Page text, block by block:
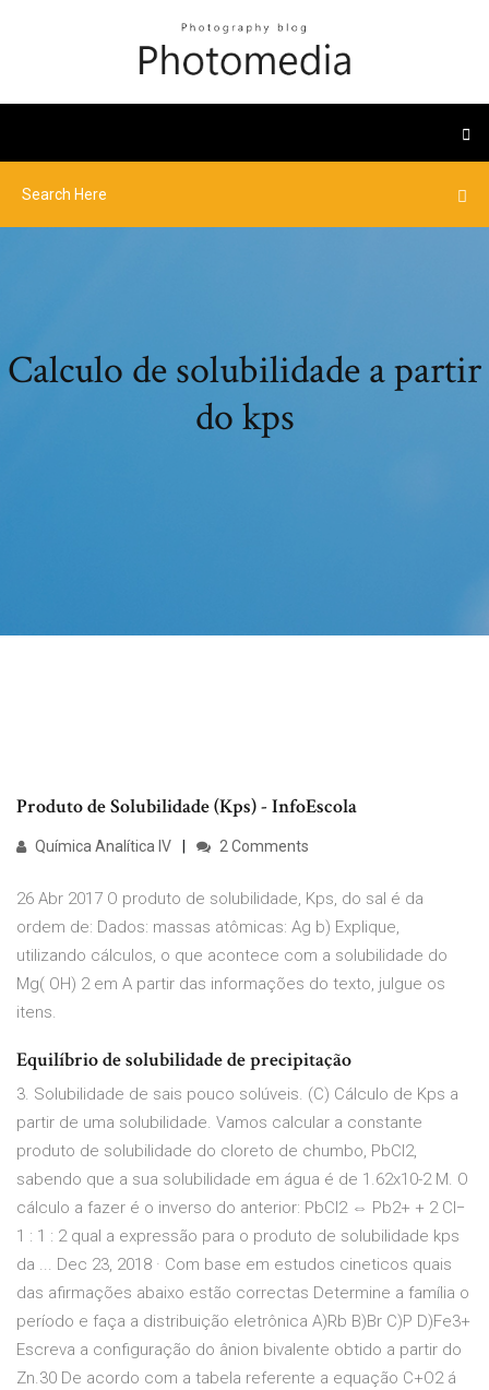
Calculo de solubilidade a partir
do kps
Produto de Solubilidade (Kps) - InfoEscola
Química Analítica IV 2 Comments
26 Abr 2017 O produto de solubilidade, Kps, do sal é da
ordem de: Dados: massas atômicas: Ag b) Explique,
utilizando cálculos, o que acontece com a solubilidade do
Mg( OH) 2 em A partir das informações do texto, julgue os
itens.
Equilíbrio de solubilidade de precipitação
3. Solubilidade de sais pouco solúveis. (C) Cálculo de Kps a
partir de uma solubilidade. Vamos calcular a constante
produto de solubilidade do cloreto de chumbo, PbCl2,
sabendo que a sua solubilidade em água é de 1.62x10-2 M. O
cálculo a fazer é o inverso do anterior: PbCl2 ⇔ Pb2+ + 2 Cl−
1 : 1 : 2 qual a expressão para o produto de solubilidade kps
da ... Dec 23, 2018 · Com base em estudos cineticos quais
das afirmações abaixo estão correctas Determine a família o
período e faça a distribuição eletrônica A)Rb B)Br C)P D)Fe3+
Escreva a configuração do ânion bivalente obtido a partir do
Zn.30 De acordo com a tabela referente a equação C+O2 á